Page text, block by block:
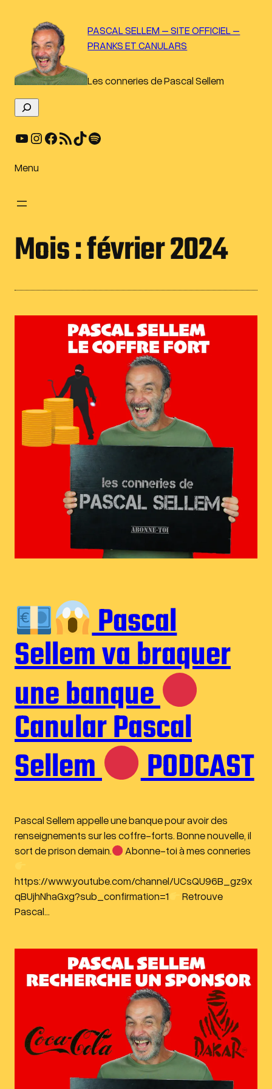
contenu
PASCAL SELLEM – SITE OFFICIEL –
PRANKS ET CANULARS
Les conneries de Pascal Sellem
e
c
e
YouTube Instagram Facebook Flux RSS TikTok Spotify
Menu
Mois :février 2024
Pascal
Sellem va braquer
une banque
Canular Pascal
Sellem PODCAST
Pascal Sellem appelle une banque pour avoir des
renseignements sur les coffre-forts. Bonne nouvelle, il
sort de prison demain.
Abonne-toi à mes conneries
https://www.youtube.com/channel/UCsQU96B_gz9x
qBUjhNhaGxg?sub_confirmation=1
Retrouve
Pascal…